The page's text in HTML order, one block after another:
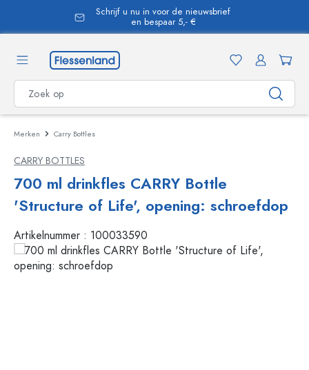
Schrijf u nu in voor de nieuwsbrief
en bespaar 5,- €
Merken Carry Bottles
CARRY BOTTLES
700 ml drinkfles CARRY Bottle
'Structure of Life', opening: schroefdop
Artikelnummer : 100033590